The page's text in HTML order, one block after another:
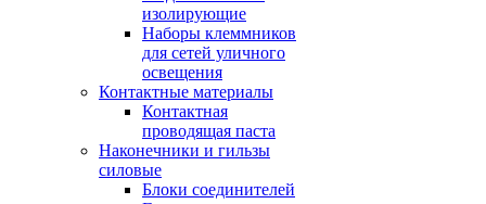
изолирующие
Наборы клеммников
для сетей уличного
освещения
Контактные материалы
Контактная
проводящая паста
Наконечники и гильзы
силовые
Блоки соединителей